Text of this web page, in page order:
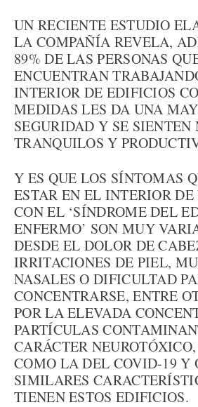
UN RECIENTE ESTUDIO
LA COMPAÑÍA REVELA,
89% DE LAS PERSONAS
ENCUENTRAN
INTERIOR DE EDIFICIOS
MEDIDAS LES DA UNA
SEGURIDAD Y SE SIENTEN
TRANQUILOS Y
Y ES QUE LOS SÍNTOMAS
ESTAR EN EL INTERIOR
CON EL ‘SÍNDROME DEL
ENFERMO’ SON MUY
DESDE EL DOLOR DE
IRRITACIONES DE PIEL,
NASALES O DIFICULTAD
CONCENTRARSE, ENTRE
POR LA ELEVADA
PARTÍCULAS
CARÁCTER
COMO LA DEL COVID-19 Y
SIMILARES
TIENEN ESTOS EDIFICIOS.